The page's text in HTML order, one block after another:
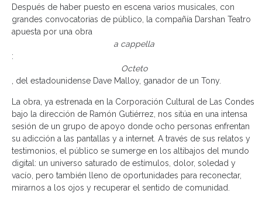
Después de haber puesto en escena varios musicales, con
grandes convocatorias de público, la compañía Darshan Teatro
apuesta por una obra
a cappella
:
Octeto
, del estadounidense Dave Malloy, ganador de un Tony.
La obra, ya estrenada en la Corporación Cultural de Las Condes
bajo la dirección de Ramón Gutiérrez, nos sitúa en una intensa
sesión de un grupo de apoyo donde ocho personas enfrentan
su adicción a las pantallas y a internet. A través de sus relatos y
testimonios, el público se sumerge en los altibajos del mundo
digital: un universo saturado de estímulos, dolor, soledad y
vacío, pero también lleno de oportunidades para reconectar,
mirarnos a los ojos y recuperar el sentido de comunidad.